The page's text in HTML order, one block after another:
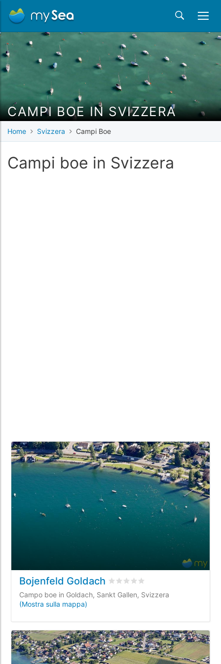
CAMPI BOE IN SVIZZERA
Home Svizzera Campi Boe
Campi boe in Svizzera
Bojenfeld Goldach Valutato0
Campo boe in Goldach, Sankt Gallen, Svizzera
(Mostra sulla mappa)